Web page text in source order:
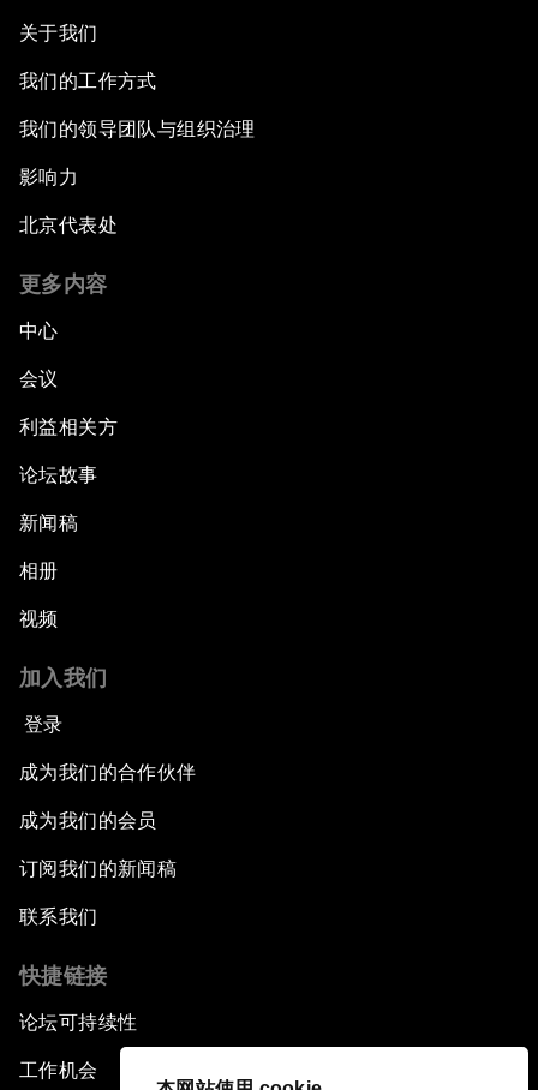
关于我们
我们的工作方式
我们的领导团队与组织治理
影响力
北京代表处
更多内容
中心
会议
利益相关方
论坛故事
新闻稿
相册
视频
加入我们
登录
成为我们的合作伙伴
成为我们的会员
订阅我们的新闻稿
联系我们
快捷链接
论坛可持续性
工作机会